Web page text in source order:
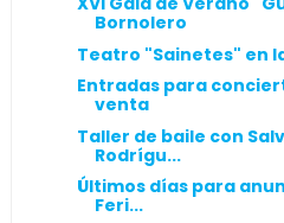
Bornolero
Teatro "Sainetes" en
Entradas para
venta
Taller de baile con
Rodrígu...
Últimos días para
Feri...